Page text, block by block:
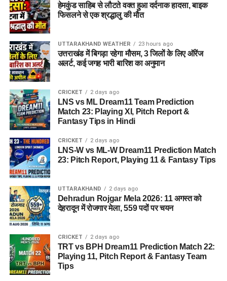
हेमकुंड साहिब से लौटते वक्त हुआ दर्दनाक हादसा, बाइक
फिसलने से एक श्रद्धालु की मौत
UTTARAKHAND WEATHER 23 hours ago
उत्तराखंड में बिगड़ा रहेगा मौसम, 3 जिलों के लिए ऑरेंज
अलर्ट, कई जगह भारी बारिश का अनुमान
CRICKET 2 days ago
LNS vs ML Dream11 Team Prediction
Match 23: Playing XI, Pitch Report &
Fantasy Tips in Hindi
CRICKET 2 days ago
LNS-W vs ML-W Dream11 Prediction Match
23: Pitch Report, Playing 11 & Fantasy Tips
UTTARAKHAND 2 days ago
Dehradun Rojgar Mela 2026: 11 अगस्त को
देहरादून में रोजगार मेला, 559 पदों पर चयन
CRICKET 2 days ago
TRT vs BPH Dream11 Prediction Match 22:
Playing 11, Pitch Report & Fantasy Team
Tips